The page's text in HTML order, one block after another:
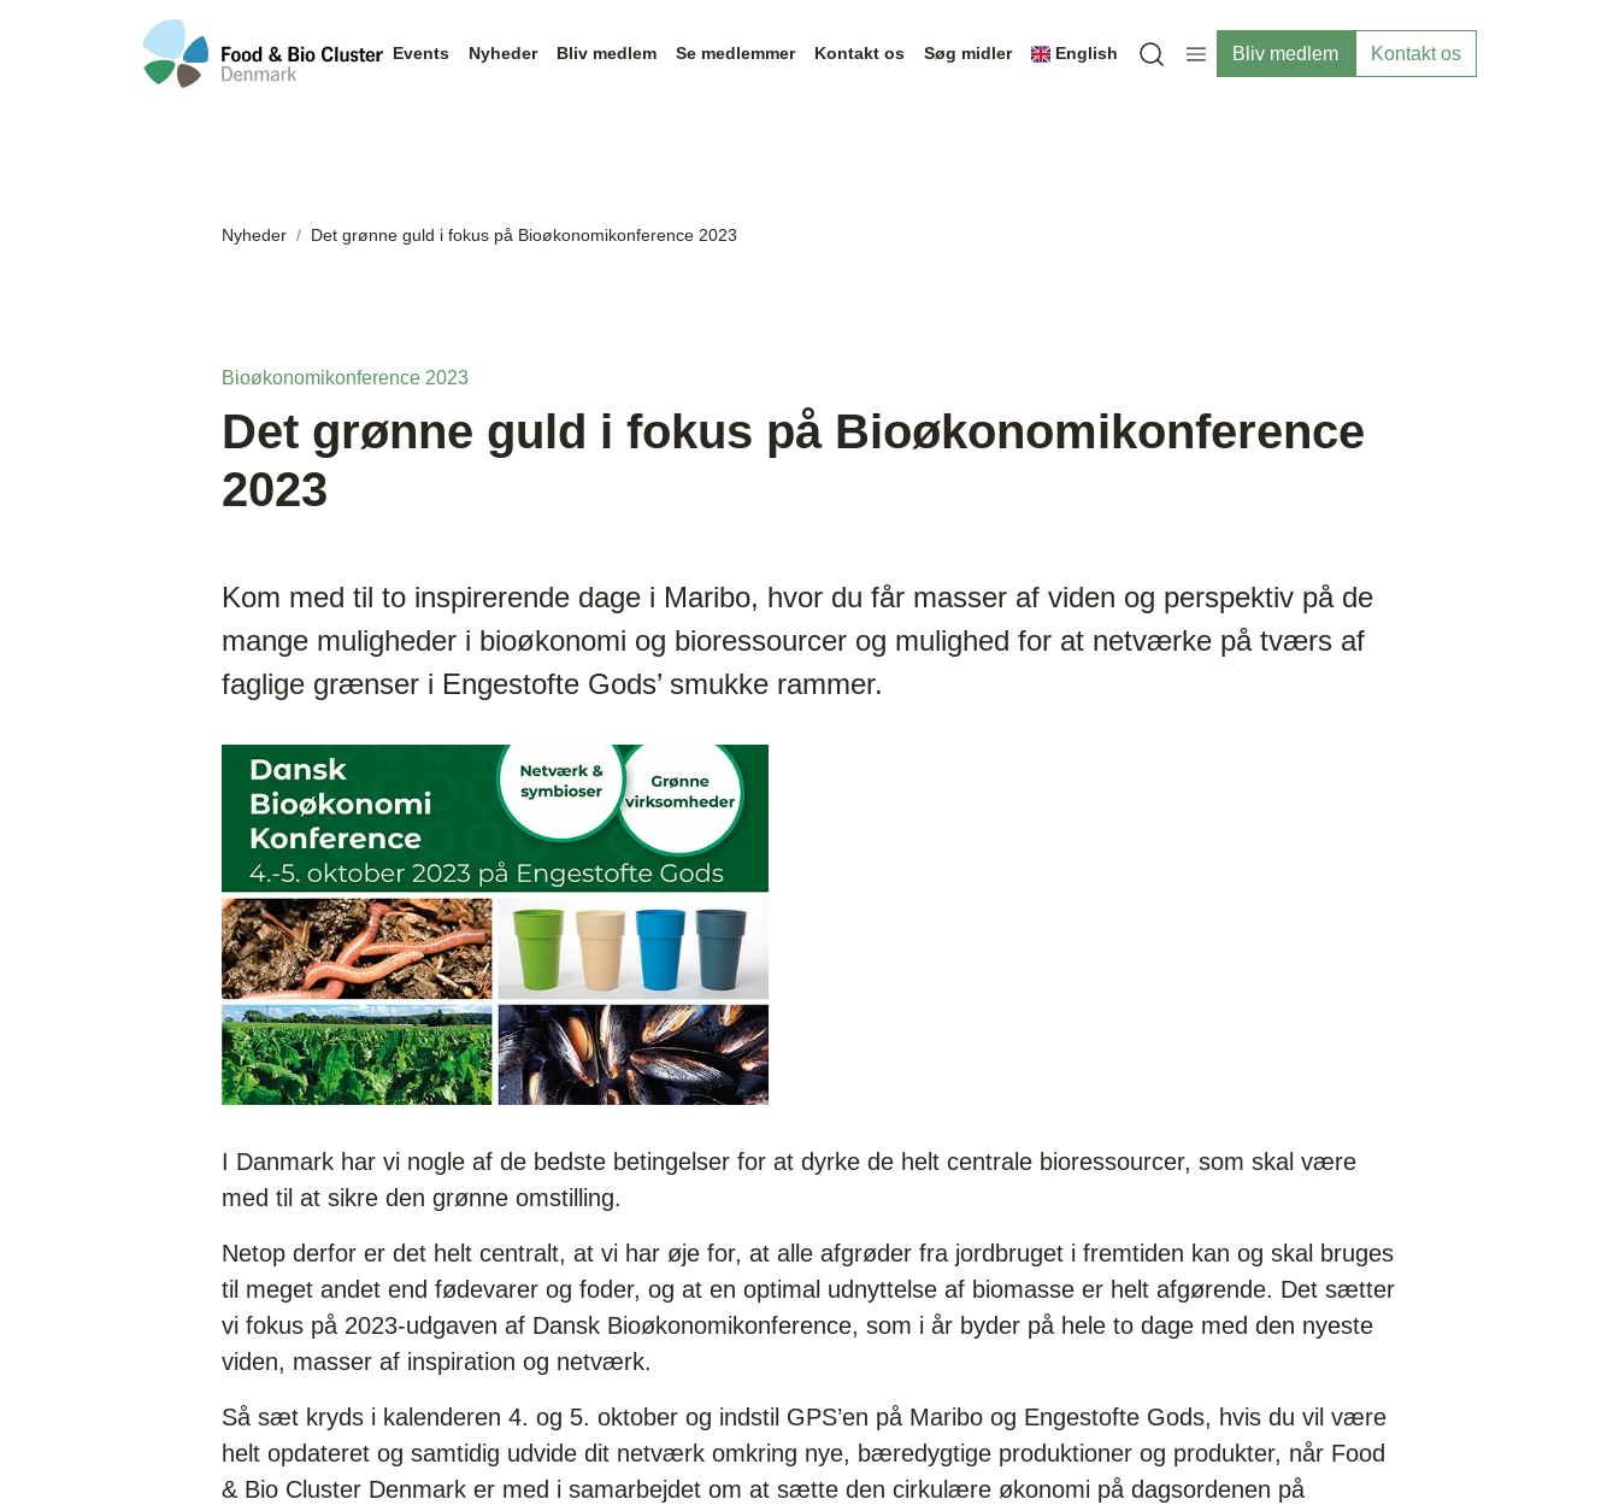
Events Nyheder Bliv medlem Se medlemmer Kontakt os Søg midler English
Open search modal
Bliv medlem Kontakt os
Nyheder Det grønne guld i fokus på Bioøkonomikonference 2023
Bioøkonomikonference 2023
Det grønne guld i fokus på Bioøkonomikonference
2023
Kom med til to inspirerende dage i Maribo, hvor du får masser af viden og perspektiv på de
mange muligheder i bioøkonomi og bioressourcer og mulighed for at netværke på tværs af
faglige grænser i Engestofte Gods’ smukke rammer.
I Danmark har vi nogle af de bedste betingelser for at dyrke de helt centrale bioressourcer, som skal være
med til at sikre den grønne omstilling.
Netop derfor er det helt centralt, at vi har øje for, at alle afgrøder fra jordbruget i fremtiden kan og skal bruges
til meget andet end fødevarer og foder, og at en optimal udnyttelse af biomasse er helt afgørende. Det sætter
vi fokus på 2023-udgaven af Dansk Bioøkonomikonference, som i år byder på hele to dage med den nyeste
viden, masser af inspiration og netværk.
Så sæt kryds i kalenderen 4. og 5. oktober og indstil GPS’en på Maribo og Engestofte Gods, hvis du vil være
helt opdateret og samtidig udvide dit netværk omkring nye, bæredygtige produktioner og produkter, når Food
& Bio Cluster Denmark er med i samarbejdet om at sætte den cirkulære økonomi på dagsordenen på